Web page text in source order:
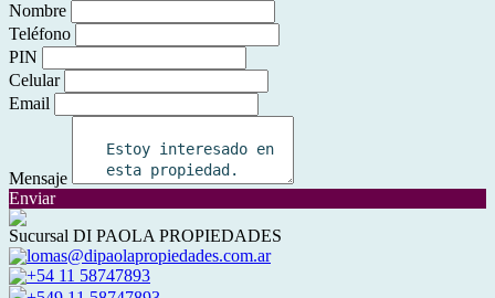
Nombre
Teléfono
PIN
Celular
Email
Mensaje
Enviar
Sucursal DI PAOLA PROPIEDADES
lomas@dipaolapropiedades.com.ar
+54 11 58747893